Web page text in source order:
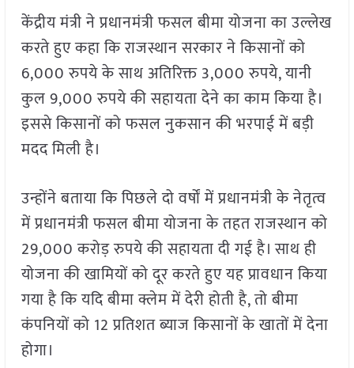
केंद्रीय मंत्री ने प्रधानमंत्री फसल बीमा योजना का उल्लेख
करते हुए कहा कि राजस्थान सरकार ने किसानों को
6,000 रुपये के साथ अतिरिक्त 3,000 रुपये, यानी
कुल 9,000 रुपये की सहायता देने का काम किया है।
इससे किसानों को फसल नुकसान की भरपाई में बड़ी
मदद मिली है।
उन्होंने बताया कि पिछले दो वर्षों में प्रधानमंत्री के नेतृत्व
में प्रधानमंत्री फसल बीमा योजना के तहत राजस्थान को
29,000 करोड़ रुपये की सहायता दी गई है। साथ ही
योजना की खामियों को दूर करते हुए यह प्रावधान किया
गया है कि यदि बीमा क्लेम में देरी होती है, तो बीमा
कंपनियों को 12 प्रतिशत ब्याज किसानों के खातों में देना
होगा।